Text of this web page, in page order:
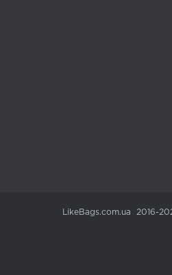
LikeBags.com.ua 2016-